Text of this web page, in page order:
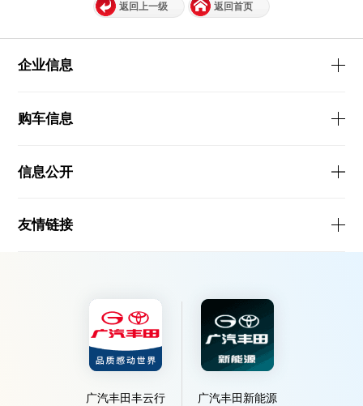
返回上一级 返回首页
企业信息
购车信息
信息公开
友情链接
广汽丰田丰云行 广汽丰田新能源